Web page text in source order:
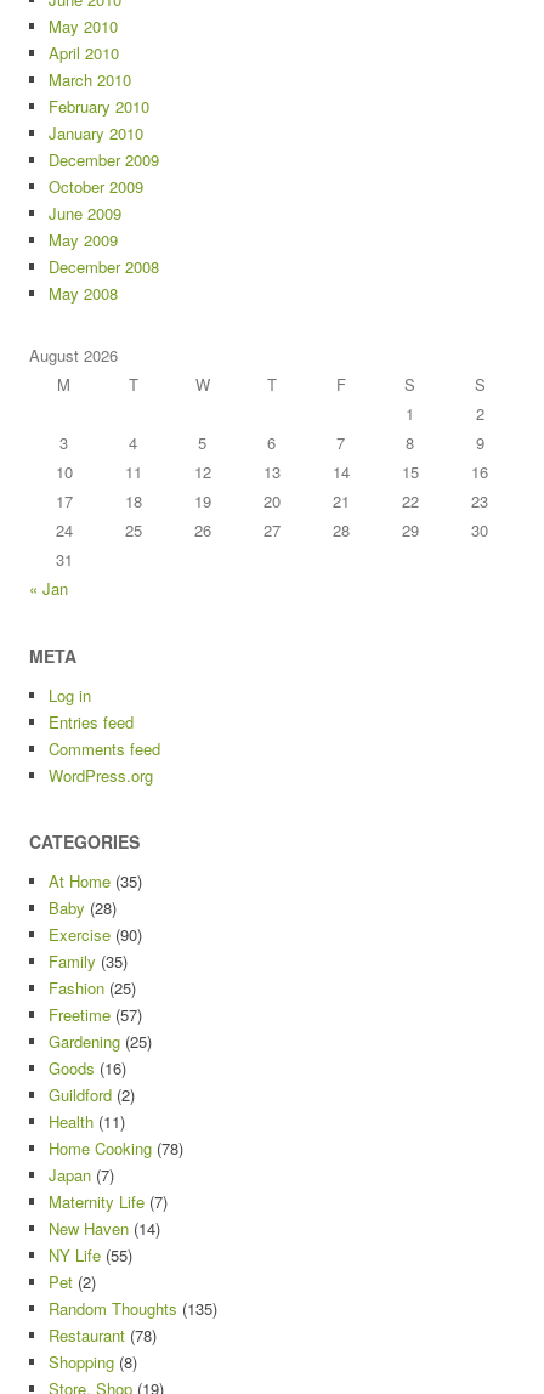
May 2010
April 2010
March 2010
February 2010
January 2010
December 2009
October 2009
June 2009
May 2009
December 2008
May 2008
August 2026
M
T W T F S
S
1
2
3
4 5 6 7 8
9
10
11 12 13 14 15
16
17
18 19 20 21 22
23
24
25 26 27 28 29
30
31
« Jan
META
Log in
Entries feed
Comments feed
WordPress.org
CATEGORIES
At Home (35)
Baby (28)
Exercise (90)
Family (35)
Fashion (25)
Freetime (57)
Gardening (25)
Goods (16)
Guildford (2)
Health (11)
Home Cooking (78)
Japan (7)
Maternity Life (7)
New Haven (14)
NY Life (55)
Pet (2)
Random Thoughts (135)
Restaurant (78)
Shopping (8)
Store, Shop (19)